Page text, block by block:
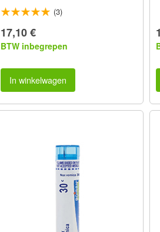
(3)
17,10 €
BTW inbegrepen
In winkelwagen